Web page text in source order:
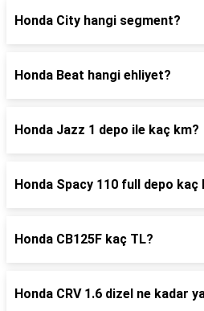
Honda City hangi segment?
Honda Beat hangi ehliyet?
Honda Jazz 1 depo ile kaç km?
Honda Spacy 110 full depo kaç
Honda CB125F kaç TL?
Honda CRV 1.6 dizel ne kadar